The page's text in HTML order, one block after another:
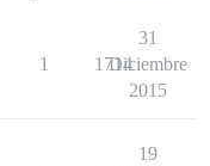
1 1714
31
Diciembre
2015
19